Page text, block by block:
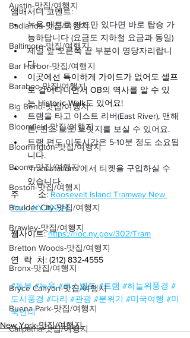
Austin-맛집/여행지
Badlands-맛집/여행지
Baltimore-맛집/여행지
Bar Harbor-맛집/여행지
Baraboo-맛집/여행지
Big Bend-맛집/여행지
Bloomfield-맛집/여행지
Bloomington-맛집/여행지
Boone-맛집/여행지
Boston-맛집/여행지
Boulder City-맛집/여행지
Brawley-맛집/여행지
Bretton Woods-맛집/여행지
Bronx-맛집/여행지
Bryce Canyon-맛집/여행지
Buena Park-맛집/여행지
Calipatria-맛집/여행지
앰배서더 코멘트:
뉴욕 메트로 카드만 있다면 바로 탑승 가
능하답니다 (요금도 지하철 요금과 동일)
제일 앞 오른쪽 끝 부분이 명당자리랍니
다.
이곳에선 특이하게 가이드가 없어도 셀프
로 걸어다니면서 OB의 역사를 알 수 있
는 Historic Walk도 있어요!
트램을 타고 이스트 리버(East River), 맨해
튼, 퀸즈 보로 브릿지를 보실 수 있어요.
트램 편도 이동시간은 5-10분 정도 소요됩
니다.
'Tram stations'에서 티켓을 구입하실 수
있습니다.
주        소: Roosevelt Island Tramway New
York, NY 10044
웹사이트: https://rioc.ny.gov/302/Tram
연  락  처: (212) 832-4555
#동부 #뉴욕 #루스벨트 #트램 #하늘위풍경 #
도시풍경 #다리 #관광 #분위기 #미국여행 #미
국언니
New York-맛집/여행지